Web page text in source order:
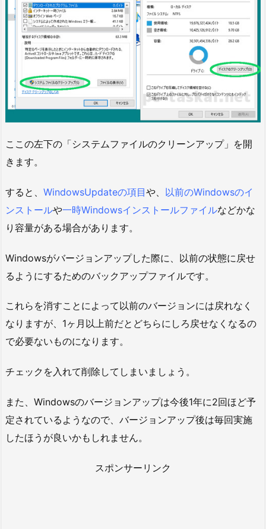
ここの左下の「システムファイルのクリーンアップ」を開
きます。
すると、 WindowsUpdateの項目や、 以前のWindowsのイ
ンストールや一時Windowsインストールファイルなどかな
り容量がある場合があります。
Windowsがバージョンアップした際に、以前の状態に戻せ
るようにするためのバックアップファイルです。
これらを消すことによって以前のバージョンには戻れなく
なりますが、1ヶ月以上前だとどちらにしろ戻せなくなるの
で必要ないものになります。
チェックを入れて削除してしまいましょう。
また、Windowsのバージョンアップは今後1年に2回ほど予
定されているようなので、バージョンアップ後は毎回実施
したほうが良いかもしれません。
スポンサーリンク